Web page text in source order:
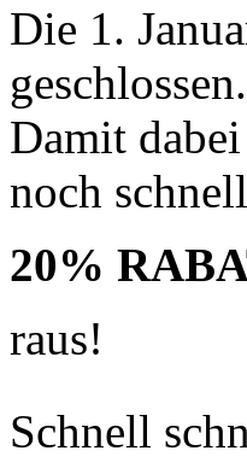
Die 1.
geschlossen.
Damit
noch
20%
raus!
Schnell